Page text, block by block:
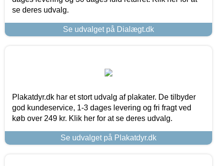
se deres udvalg.
Se udvalget på Dialægt.dk
Plakatdyr.dk har et stort udvalg af plakater. De tilbyder
god kundeservice, 1-3 dages levering og fri fragt ved
køb over 249 kr. Klik her for at se deres udvalg.
Se udvalget på Plakatdyr.dk